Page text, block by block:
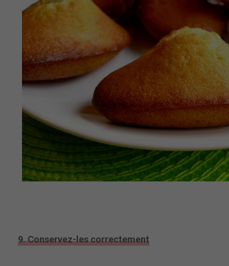
9. Conservez-les correctement